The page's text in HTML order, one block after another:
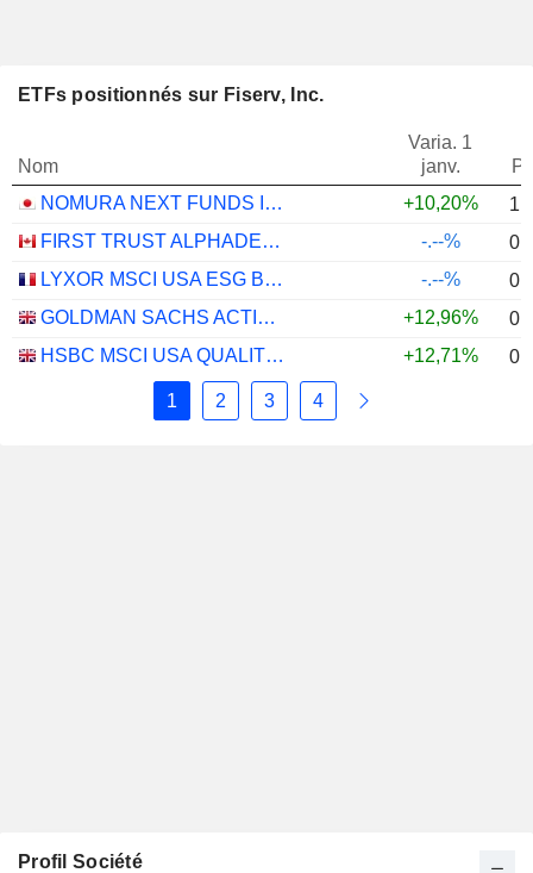
ETFs positionnés sur Fiserv, Inc.
Nom
Varia. 1
janv.
NOMURA NEXT FUNDS INTERNATIONAL EQUITY MSCI-KOKUSAI (YEN-HEDGED) ETF - JPY
+10,20%
FIRST TRUST ALPHADEX U.S. INDUSTRIALS SECTOR INDEX ETF - CAD HEDGED
-.--%
LYXOR MSCI USA ESG BROAD CTB (DR) UCITS ETF - DIST - EUR
-.--%
GOLDMAN SACHS ACTIVEBETA PARIS-ALIGNED SUSTAINABLE US LARGE CAP EQUITY UCITS ETF - USD
+12,96%
HSBC MSCI USA QUALITY UCITS ETF - USD
+12,71%
1 2 3 4
Profil Société